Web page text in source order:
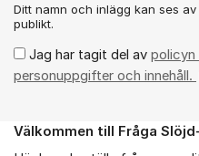
Ditt namn och inlägg kan ses
publikt.
Jag har tagit del av
personuppgifter och innehåll.
Om forumet
Välkommen till Fråga